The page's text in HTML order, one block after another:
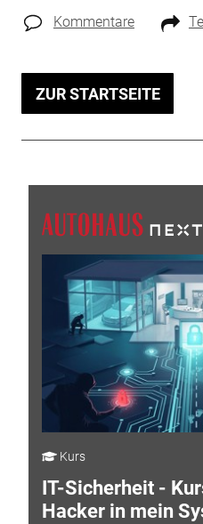
Kommentare
ZUR STARTSEITE
Kurs
IT-Sicherheit -
Hacker in mein